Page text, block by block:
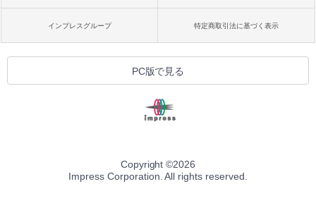
インプレスグループ 特定商取引法に基づく表示
PC版で見る
Copyright ©2026
Impress Corporation. All rights reserved.